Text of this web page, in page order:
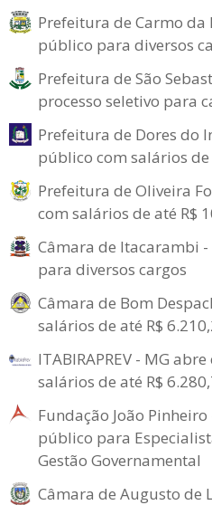
Prefeitura de Carmo da
público para diversos
Prefeitura de São
processo seletivo para
Prefeitura de Dores do
público com salários de
Prefeitura de Oliveira
com salários de até R$
Câmara de Itacarambi
para diversos cargos
Câmara de Bom
salários de até R$
ITABIRAPREV - MG
salários de até R$
Fundação João
público para
Gestão Governamental
Câmara de Augusto de